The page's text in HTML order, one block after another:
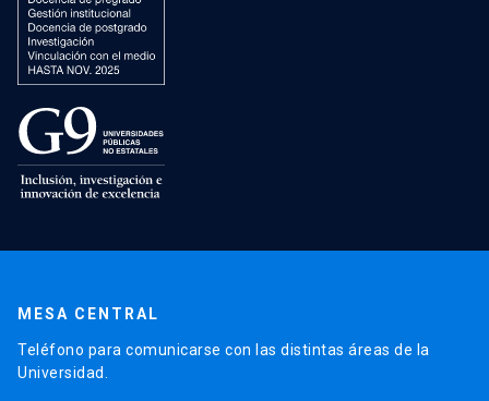
MESA CENTRAL
Teléfono para comunicarse con las distintas áreas de la
Universidad.